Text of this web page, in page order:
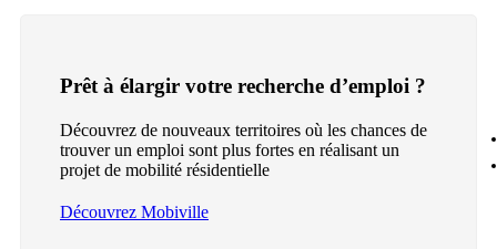
Prêt à élargir votre recherche d’emploi ?
Découvrez de nouveaux territoires où les chances de
trouver un emploi sont plus fortes en réalisant un
projet de mobilité résidentielle
Découvrez Mobiville